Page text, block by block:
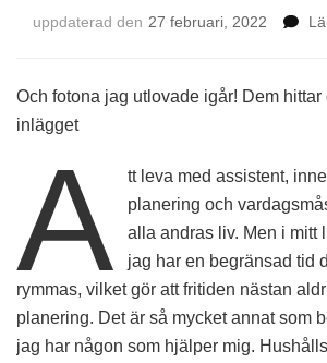
uppdaterad den 27 februari, 2022
Och fotona jag utlovade igår! Dem hittar
inlägget
A
tt leva med assistent,
planering och
alla andras liv. Men i mitt
jag har en begränsad tid
rymmas, vilket gör att fritiden nästan
planering. Det är så mycket annat som
jag har någon som hjälper mig.